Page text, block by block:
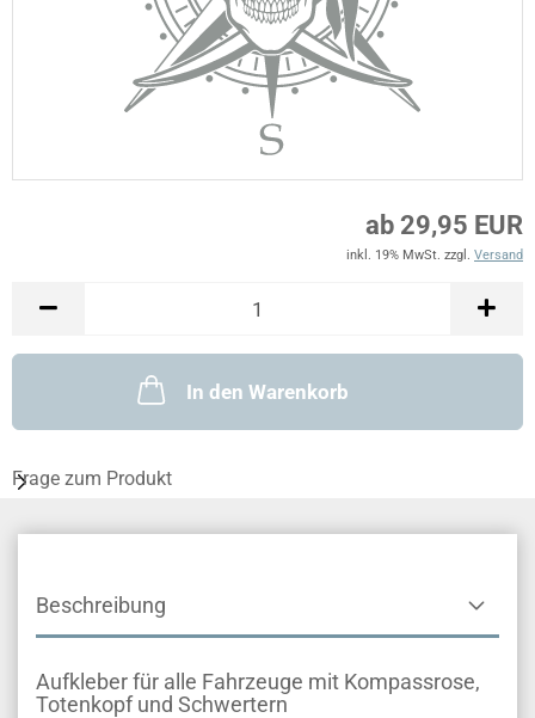
ab 29,95 EUR
inkl. 19% MwSt. zzgl. Versand
In den Warenkorb
Frage zum Produkt
Beschreibung
Aufkleber für alle Fahrzeuge mit Kompassrose,
Totenkopf und Schwertern